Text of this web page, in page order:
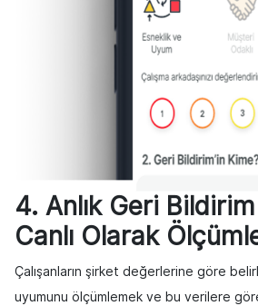
4. Anlık Geri Bildirim
Canlı Olarak
Çalışanların şirket değerlerine göre
uyumunu ölçümlemek ve bu verilere